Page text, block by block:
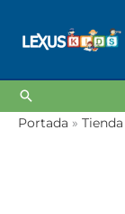
contenido
Buscar
Portada » Tienda